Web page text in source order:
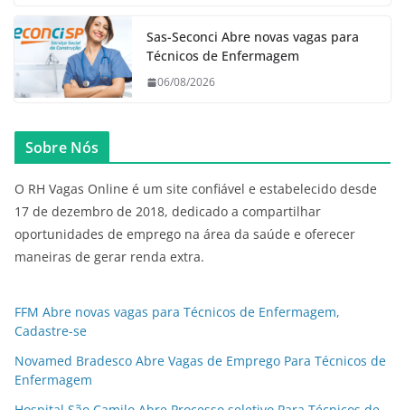
Sas-Seconci Abre novas vagas para
Técnicos de Enfermagem
06/08/2026
Sobre Nós
O RH Vagas Online é um site confiável e estabelecido desde
17 de dezembro de 2018, dedicado a compartilhar
oportunidades de emprego na área da saúde e oferecer
maneiras de gerar renda extra.
FFM Abre novas vagas para Técnicos de Enfermagem,
Cadastre-se
Novamed Bradesco Abre Vagas de Emprego Para Técnicos de
Enfermagem